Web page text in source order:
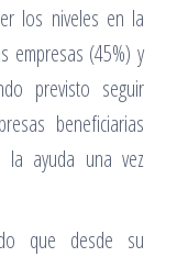
los niveles en la
empresas (45%) y
previsto seguir
beneficiarias
la ayuda una vez
que desde su